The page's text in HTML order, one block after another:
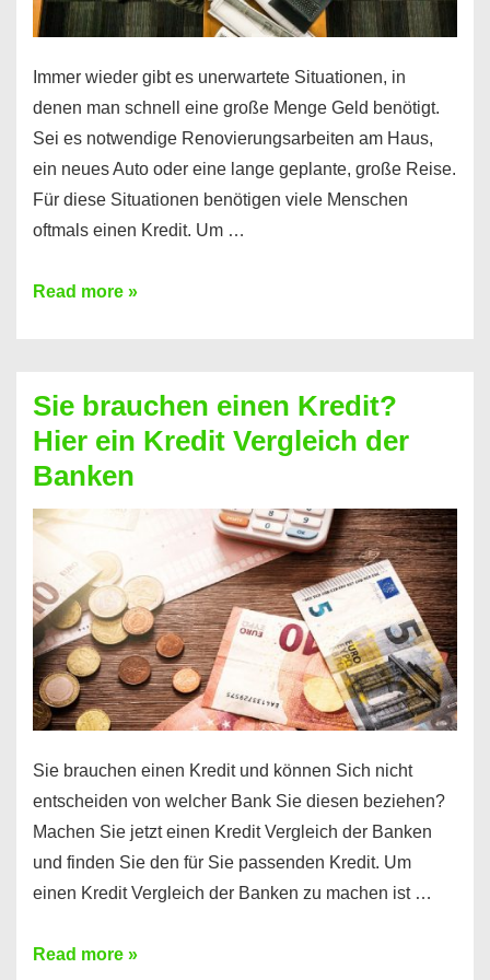
Immer wieder gibt es unerwartete Situationen, in
denen man schnell eine große Menge Geld benötigt.
Sei es notwendige Renovierungsarbeiten am Haus,
ein neues Auto oder eine lange geplante, große Reise.
Für diese Situationen benötigen viele Menschen
oftmals einen Kredit. Um …
Brauchen
Summe
Geld?
Hier
einen
10000
Euro
Kredit
finden
Read more »
Sie brauchen einen Kredit?
Hier ein Kredit Vergleich der
Banken
Sie brauchen einen Kredit und können Sich nicht
entscheiden von welcher Bank Sie diesen beziehen?
Machen Sie jetzt einen Kredit Vergleich der Banken
und finden Sie den für Sie passenden Kredit. Um
einen Kredit Vergleich der Banken zu machen ist …
Sie
Read more »